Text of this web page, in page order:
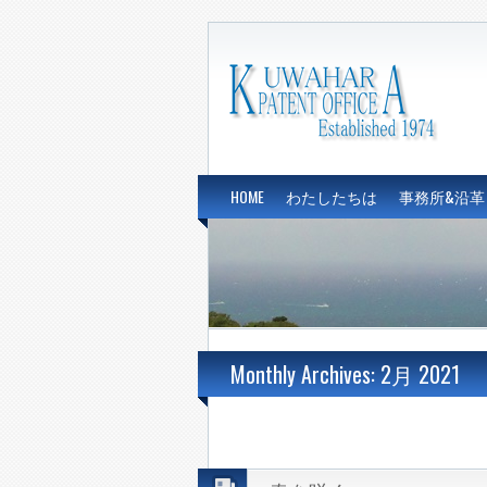
HOME わたしたちは 事務所&沿革
Monthly Archives: 2月 2021